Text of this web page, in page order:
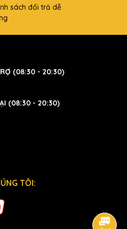
sách đổi trả dễ
(08:30 - 20:30)
(08:30 - 20:30)
TÔI: